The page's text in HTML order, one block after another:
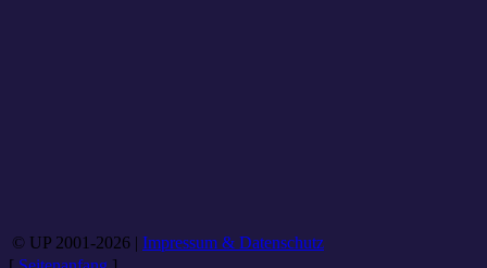
© UP 2001-2026 | Impressum & Datenschutz